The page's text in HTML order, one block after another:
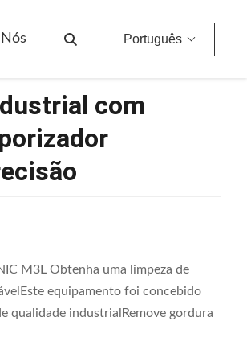
Português
Programável Para Limpeza De Precisão
com
M3L Obtenha uma limpeza de
equipamento foi concebido
qualidade industrialRemove gordura